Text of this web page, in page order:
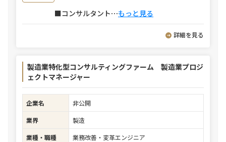
■コンサルタント⋯もっと見る
詳細を見る
製造業特化型コンサルティングファーム 製造業プロジ
ェクトマネージャー
企業名
非公開
業界
製造
業種・職種
業務改善・変革エンジニア